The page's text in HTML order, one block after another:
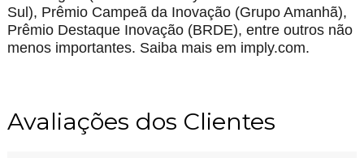
Sul), Prêmio Campeã da Inovação (Grupo Amanhã),
Prêmio Destaque Inovação (BRDE), entre outros não
menos importantes. Saiba mais em imply.com.
Avaliações dos Clientes